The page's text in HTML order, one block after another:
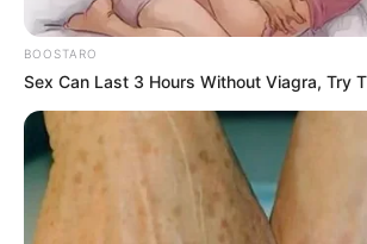
BOOSTARO
Sex Can Last 3 Hours Without Viagra, Try